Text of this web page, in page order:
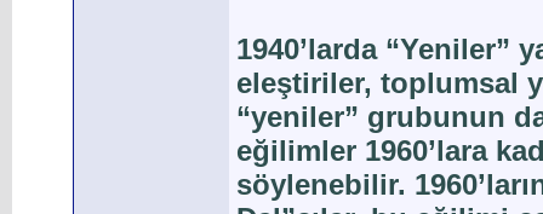
1940’larda “Yeniler”
eleştiriler, toplumsal
“yeniler” grubunun
eğilimler 1960’lara
söylenebilir.